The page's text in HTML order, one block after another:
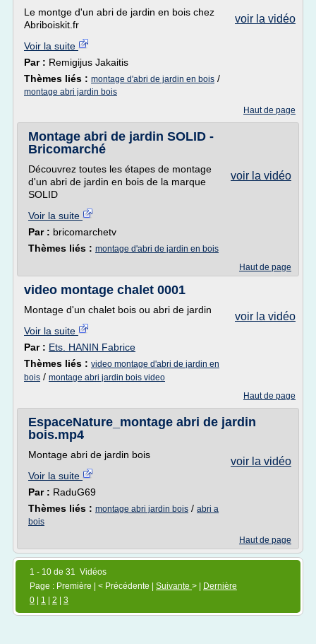
voir la vidéo
Le montge d'un abri de jardin en bois chez
Abriboiskit.fr
Voir la suite
Par : Remigijus Jakaitis
Thèmes liés : montage d'abri de jardin en bois /
montage abri jardin bois
Haut de page
Montage abri de jardin SOLID -
Bricomarché
voir la vidéo
Découvrez toutes les étapes de montage
d'un abri de jardin en bois de la marque
SOLID
Voir la suite
Par : bricomarchetv
Thèmes liés : montage d'abri de jardin en bois
Haut de page
video montage chalet 0001
voir la vidéo
Montage d'un chalet bois ou abri de jardin
Voir la suite
Par : Ets. HANIN Fabrice
Thèmes liés : video montage d'abri de jardin en
bois / montage abri jardin bois video
Haut de page
EspaceNature_montage abri de jardin
bois.mp4
voir la vidéo
Montage abri de jardin bois
Voir la suite
Par : RaduG69
Thèmes liés : montage abri jardin bois / abri a
bois
Haut de page
1 - 10 de 31 Vidéos
Page : Première | < Précédente | Suivante > |
Dernière
0
1 2 3